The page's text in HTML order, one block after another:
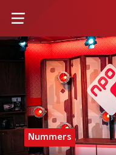
Nummers